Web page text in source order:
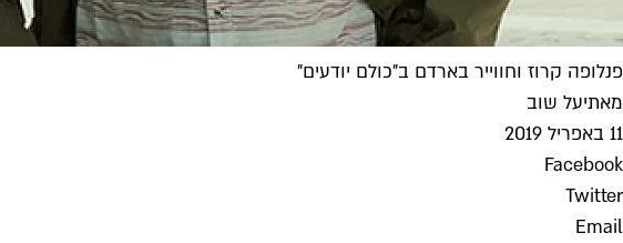
פנלופה קרוז וחווייר בארדם ב"כולם יודעים"
מאתיעל שוב
11 באפריל 2019
Facebook
Twitter
Email